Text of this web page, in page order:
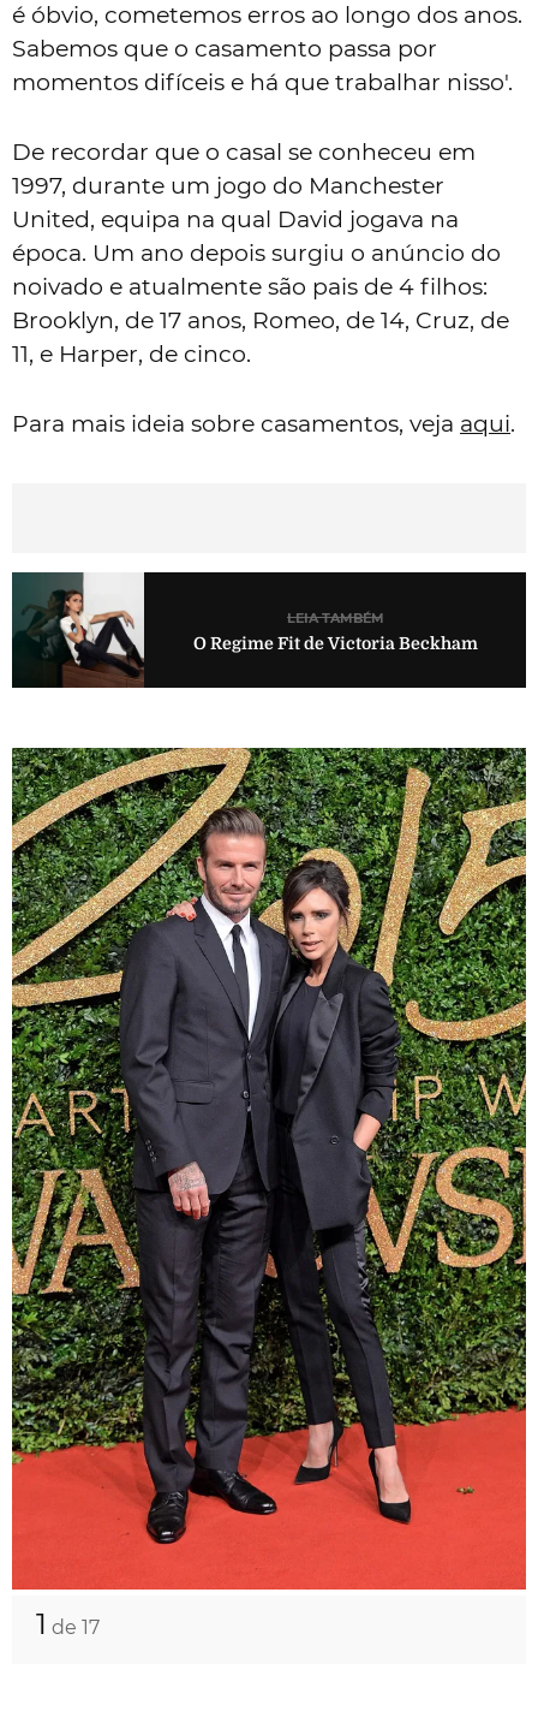
é óbvio, cometemos erros ao longo dos anos.
Sabemos que o casamento passa por
momentos difíceis e há que trabalhar nisso'.
De recordar que o casal se conheceu em
1997, durante um jogo do Manchester
United, equipa na qual David jogava na
época. Um ano depois surgiu o anúncio do
noivado e atualmente são pais de 4 filhos:
Brooklyn, de 17 anos, Romeo, de 14, Cruz, de
11, e Harper, de cinco.
Para mais ideia sobre casamentos, veja aqui.
LEIA TAMBÉM
O Regime Fit de Victoria Beckham
1 de 17